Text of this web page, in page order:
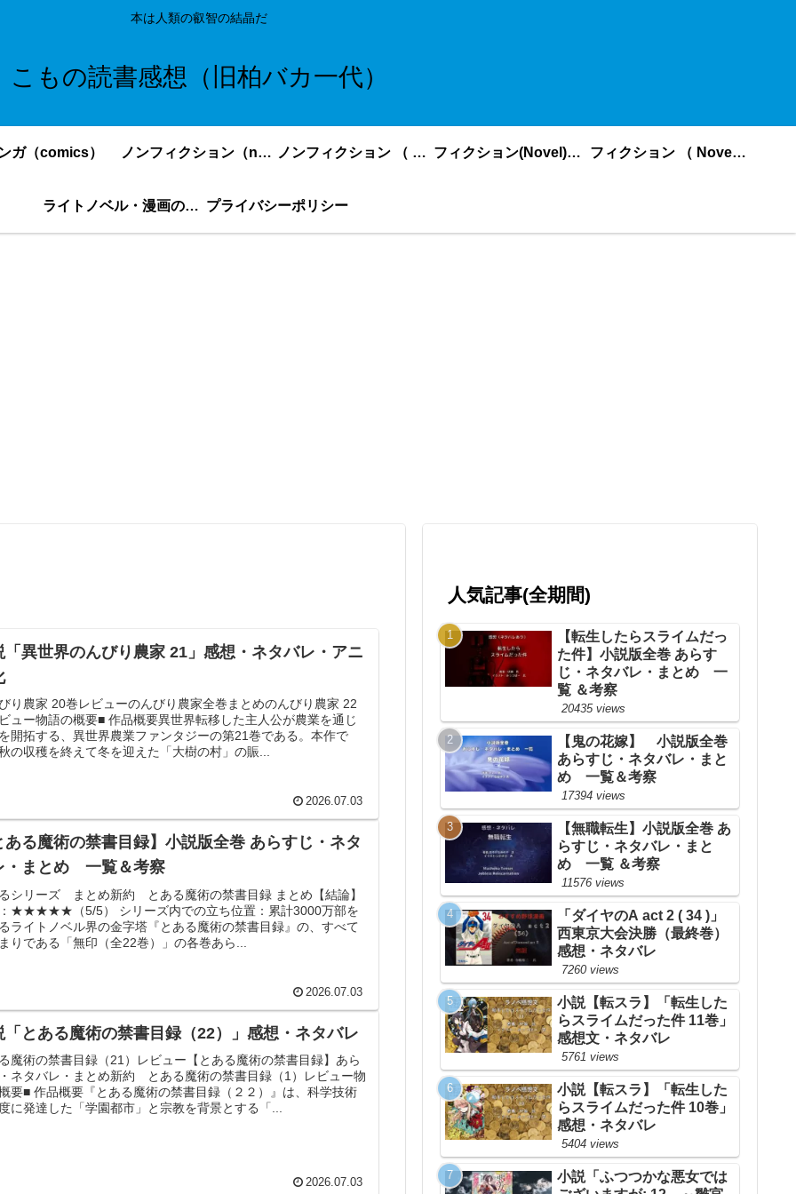
本は人類の叡智の結晶だ
こもの読書感想（旧柏バカ一代）
ガ（comics） ノンフィクション（nonfiction）更新順 ノンフィクション （ nonfiction ） あいうえお順 フィクション(Novel)更新順 フィクション （ Novel ） あいうえお順
ライトノベル・漫画の感想・ネタバレまとめ｜こもの読書感想 プライバシーポリシー
「異世界のんびり農家 21」感想・ネタバレ・アニ
り農家 20巻レビューのんびり農家全巻まとめのんびり農家 22
ュー物語の概要■ 作品概要異世界転移した主人公が農業を通じ
開拓する、異世界農業ファンタジーの第21巻である。本作で
の収穫を終えて冬を迎えた「大樹の村」の賑...
2026.07.03
ある魔術の禁書目録】小説版全巻 あらすじ・ネタ
・まとめ 一覧＆考察
シリーズ まとめ新約 とある魔術の禁書目録 まとめ【結論】
★★★★★（5/5） シリーズ内での立ち位置：累計3000万部を
ライトノベル界の金字塔『とある魔術の禁書目録』の、すべて
りである「無印（全22巻）」の各巻あら...
2026.07.03
「とある魔術の禁書目録（22）」感想・ネタバレ
魔術の禁書目録（21）レビュー【とある魔術の禁書目録】あら
ネタバレ・まとめ新約 とある魔術の禁書目録（1）レビュー物
要■ 作品概要『とある魔術の禁書目録（２２）』は、科学技術
に発達した「学園都市」と宗教を背景とする「...
2026.07.03
人気記事(全期間)
【転生したらスライムだっ
た件】小説版全巻 あらす
じ・ネタバレ・まとめ 一
覧 ＆考察
20435 views
【鬼の花嫁】 小説版全巻
あらすじ・ネタバレ・まと
め 一覧＆考察
17394 views
【無職転生】小説版全巻 あ
らすじ・ネタバレ・まと
め 一覧 ＆考察
11576 views
「ダイヤのA act 2 ( 34 )」
西東京大会決勝（最終巻）
感想・ネタバレ
7260 views
小説【転スラ】「転生した
らスライムだった件 11巻」
感想文・ネタバレ
5761 views
小説【転スラ】「転生した
らスライムだった件 10巻」
感想・ネタバレ
5404 views
小説「ふつつかな悪女では